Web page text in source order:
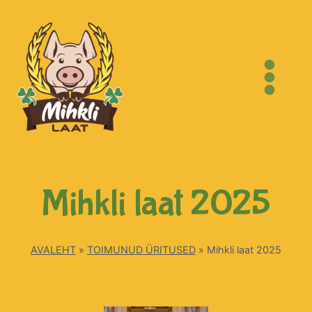
Mihkli laat 2025
AVALEHT » TOIMUNUD ÜRITUSED » Mihkli laat 2025